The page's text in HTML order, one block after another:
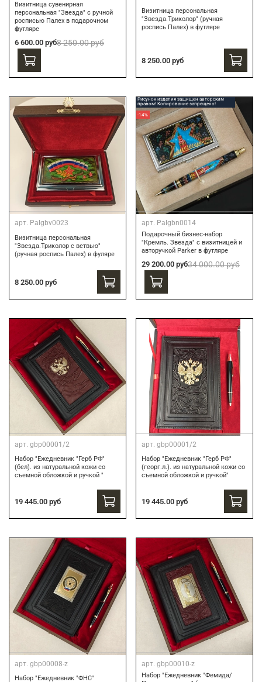
Визитница сувенирная
персональная "Звезда" с ручной
росписью Палех в подарочном
футляре
6 600.00 руб8 250.00 руб
Визитница персональная
"Звезда.Триколор" (ручная
роспись Палех) в футляре
8 250.00 руб
арт. Palgbv0023
Визитница персональная
"Звезда.Триколор с ветвью"
(ручная роспись Палех) в фуляре
8 250.00 руб
Рисунок изделия защищен авторским
правом! Копирование запрещено!
-14%
арт. Palgbn0014
Подарочный бизнес-набор
"Кремль. Звезда" с визитницей и
авторучкой Parker в футляре
29 200.00 руб34 000.00 руб
арт. gbp00001/2
Набор "Ежедневник "Герб РФ"
(бел). из натуральной кожи со
съемной обложкой и ручкой "
19 445.00 руб
арт. gbp00001/2
Набор "Ежедневник "Герб РФ"
(георг.л.). из натуральной кожи со
съемной обложкой и ручкой"
19 445.00 руб
арт. gbp00008-z
Набор "Ежедневник "ФНС"
арт. gbp00010-z
Набор "Ежедневник "Фемида/